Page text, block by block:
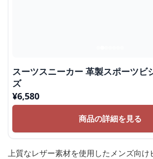
スーツスニーカー 革製スポーツビ
ズ
¥6,580
商品の詳細を見る
上質なレザー素材を使用したメンズ向け